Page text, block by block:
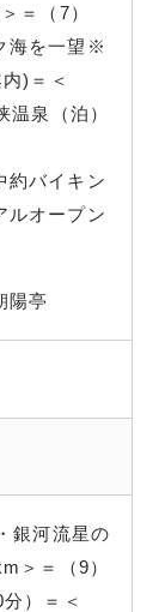
＝（7）
海を一望※
)＝＜
泉（泊）
約バイキン
ルオープン
陽亭
銀河流星の
＞＝（9）
）＝＜